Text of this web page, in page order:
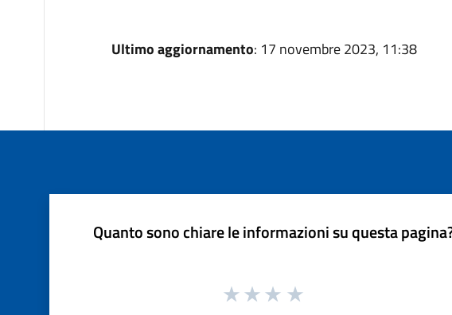
Ultimo aggiornamento: 17 novembre 2023, 11:38
Quanto sono chiare le informazioni su questa